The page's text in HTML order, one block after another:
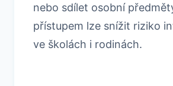
nebo sdílet osobní
přístupem lze snížit riziko
ve školách i rodinách.